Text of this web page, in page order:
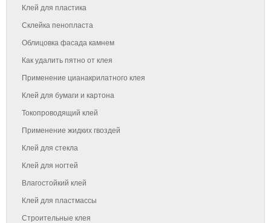
Клей для пластика
Склейка пенопласта
Облицовка фасада камнем
Как удалить пятно от клея
Применение цианакрилатного клея
Клей для бумаги и картона
Токопроводящий клей
Применение жидких гвоздей
Клей для стекла
Клей для ногтей
Влагостойкий клей
Клей для пластмассы
Строительные клея